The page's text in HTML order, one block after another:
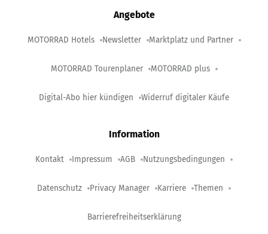
Angebote
MOTORRAD Hotels Newsletter Marktplatz und Partner
MOTORRAD Tourenplaner MOTORRAD plus
Digital-Abo hier kündigen Widerruf digitaler Käufe
Information
Kontakt Impressum AGB Nutzungsbedingungen
Datenschutz Privacy Manager Karriere Themen
Barrierefreiheitserklärung